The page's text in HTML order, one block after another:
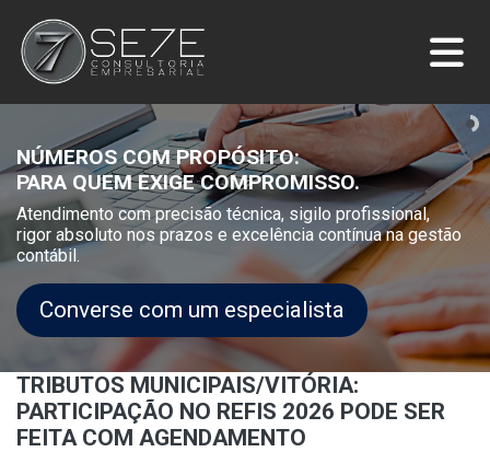
NÚMEROS COM PROPÓSITO:
PARA QUEM EXIGE COMPROMISSO.
Atendimento com precisão técnica, sigilo profissional,
rigor absoluto nos prazos e excelência contínua na gestão
contábil.
Converse com um especialista
TRIBUTOS MUNICIPAIS/VITÓRIA:
PARTICIPAÇÃO NO REFIS 2026 PODE SER
FEITA COM AGENDAMENTO